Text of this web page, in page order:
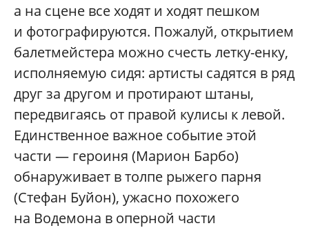
а на сцене все ходят и ходят пешком
и фотографируются. Пожалуй, открытием
балетмейстера можно счесть летку-енку,
исполняемую сидя: артисты садятся в ряд
друг за другом и протирают штаны,
передвигаясь от правой кулисы к левой.
Единственное важное событие этой
части — героиня (Марион Барбо)
обнаруживает в толпе рыжего парня
(Стефан Буйон), ужасно похожего
на Водемона в оперной части